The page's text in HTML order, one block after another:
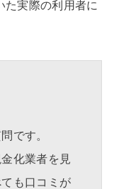
た実際の利用者に
です。
化業者を見
も口コミが